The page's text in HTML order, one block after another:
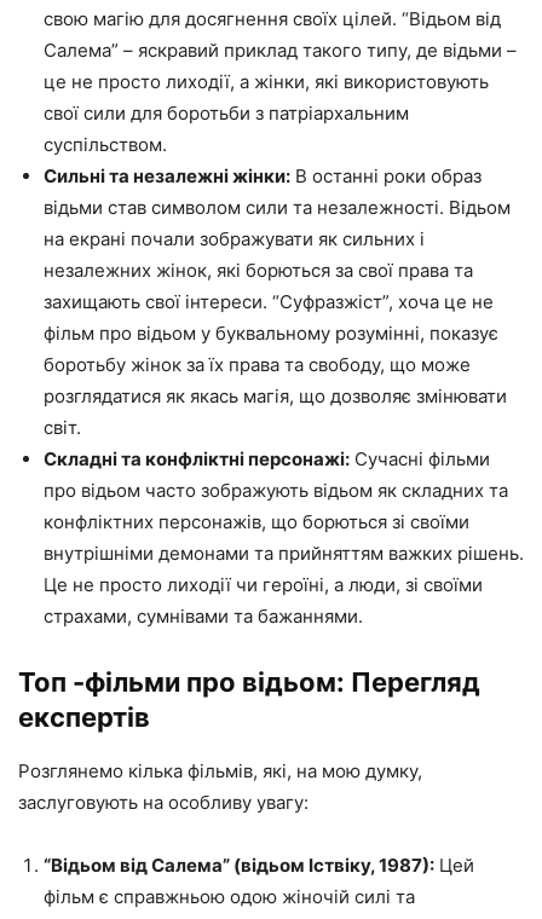
свою магію для досягнення своїх цілей. “Відьом від
Салема” – яскравий приклад такого типу, де відьми –
це не просто лиходії, а жінки, які використовують
свої сили для боротьби з патріархальним
суспільством.
Сильні та незалежні жінки: В останні роки образ
відьми став символом сили та незалежності. Відьом
на екрані почали зображувати як сильних і
незалежних жінок, які борються за свої права та
захищають свої інтереси. “Суфразжіст”, хоча це не
фільм про відьом у буквальному розумінні, показує
боротьбу жінок за їх права та свободу, що може
розглядатися як якась магія, що дозволяє змінювати
світ.
Складні та конфліктні персонажі: Сучасні фільми
про відьом часто зображують відьом як складних та
конфліктних персонажів, що борються зі своїми
внутрішніми демонами та прийняттям важких рішень.
Це не просто лиходії чи героїні, а люди, зі своїми
страхами, сумнівами та бажаннями.
Топ -фільми про відьом: Перегляд
експертів
Розглянемо кілька фільмів, які, на мою думку,
заслуговують на особливу увагу:
“Відьом від Салема” (відьом Іствіку, 1987): Цей
фільм є справжньою одою жіночій силі та